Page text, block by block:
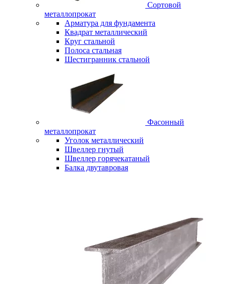
Сортовой
металлопрокат
Арматура для фундамента
Квадрат металлический
Круг стальной
Полоса стальная
Шестигранник стальной
Фасонный
металлопрокат
Уголок металлический
Швеллер гнутый
Швеллер горячекатаный
Балка двутавровая